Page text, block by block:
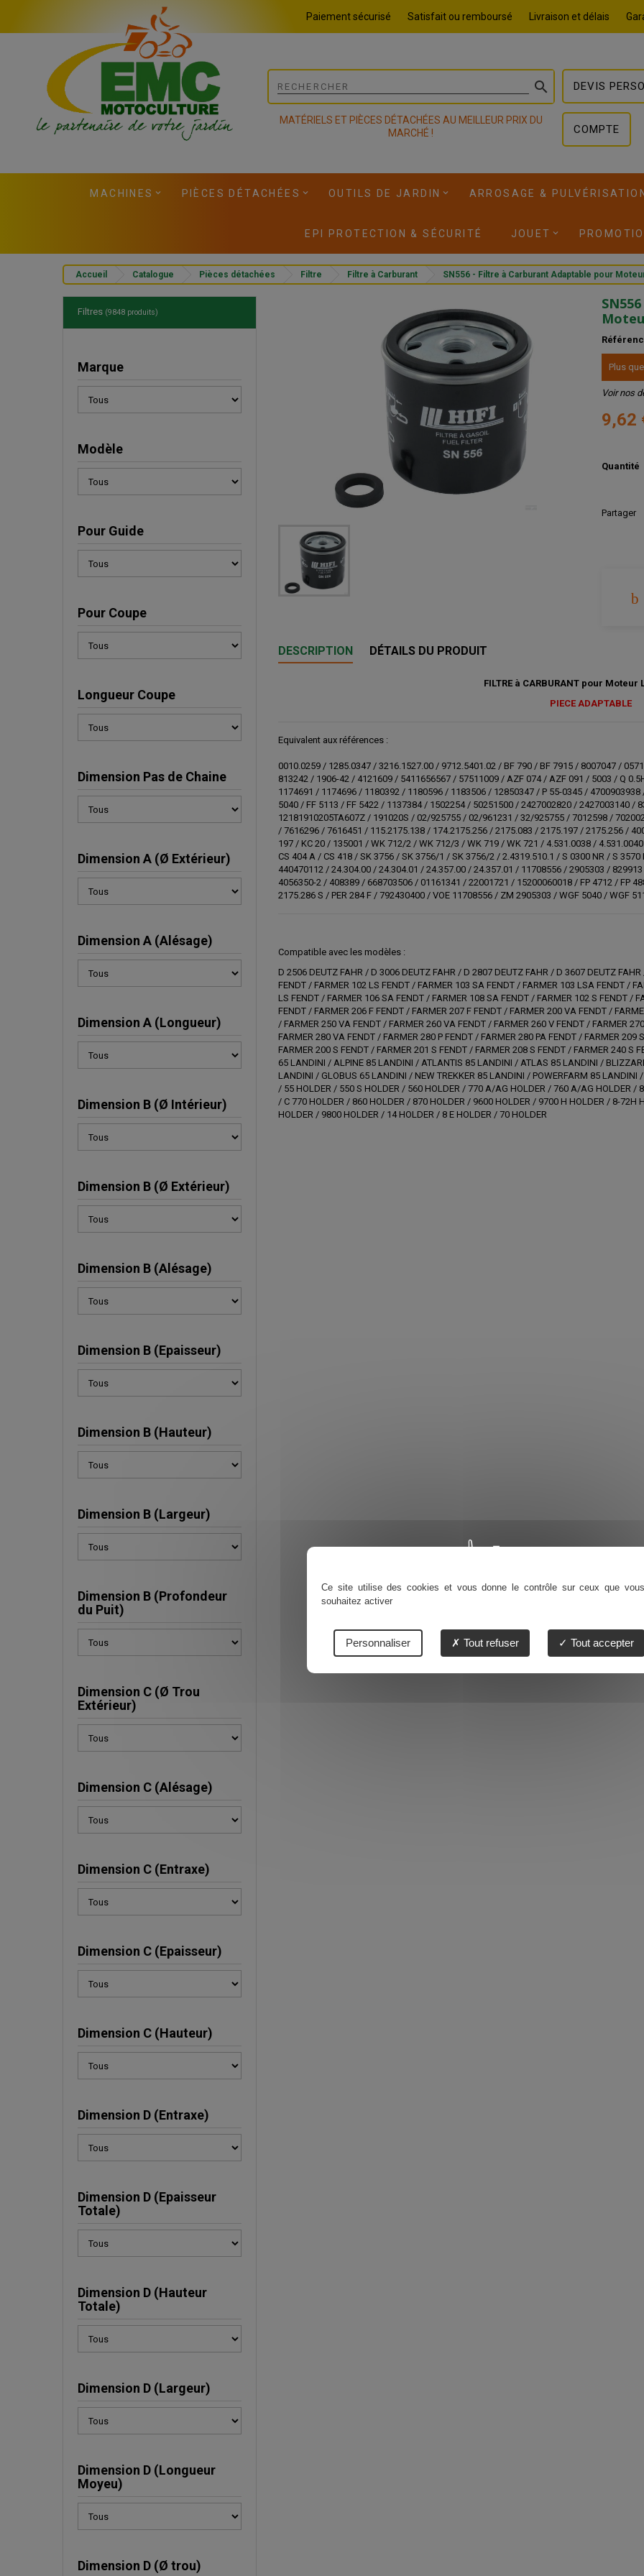
Paiement sécurisé Satisfait ou remboursé Livraison et délais

MATÉRIELS ET PIÈCES DÉTACHÉES AU MEILLEUR PRIX DU
MARCHÉ !
DEVIS
COMPTE
MACHINES PIÈCES DÉTACHÉES OUTILS DE JARDIN ARROSAGE &
EPI PROTECTION & SÉCURITÉ JOUET
Accueil Catalogue Pièces détachées Filtre Filtre à Carburant SN556 - Filtre à Carburant Adaptable pour
Filtres (9848 produits)
Marque
Modèle
Pour Guide
Pour Coupe
Longueur Coupe
Dimension Pas de Chaine
Dimension A (Ø Extérieur)
Dimension A (Alésage)
Dimension A (Longueur)
Dimension B (Ø Intérieur)
Dimension B (Ø Extérieur)
Dimension B (Alésage)
Dimension B (Epaisseur)
Dimension B (Hauteur)
Dimension B (Largeur)
Dimension B (Profondeur
du Puit)
Dimension C (Ø Trou
Extérieur)
Dimension C (Alésage)
Dimension C (Entraxe)
Dimension C (Epaisseur)
Dimension C (Hauteur)
Dimension D (Entraxe)
Dimension D (Epaisseur
Totale)
Dimension D (Hauteur
Totale)
Dimension D (Largeur)
Dimension D (Longueur
Moyeu)
Dimension D (Ø trou)
Plus
Voir nos
9,62
Quantité
Partager
DESCRIPTION DÉTAILS DU PRODUIT
FILTRE à CARBURANT pour Moteur
PIECE ADAPTABLE
Equivalent aux références :
0010.0259 / 1285.0347 / 3216.1527.00 / 9712.5401.02 / BF 790 / BF 7915 / 8007047 /
813242 / 1906-42 / 4121609 / 5411656567 / 57511009 / AZF 074 / AZF 091 / 5003 / Q
1174691 / 1174696 / 1180392 / 1180596 / 1183506 / 12850347 / P 55-0345 /
5040 / FF 5113 / FF 5422 / 1137384 / 1502254 / 50251500 / 2427002820 / 2427003140 /
12181910205TA607Z / 191020S / 02/925755 / 02/961231 / 32/925755 / 7012598 /
/ 7616296 / 7616451 / 115.2175.138 / 174.2175.256 / 2175.083 / 2175.197 / 2175.256 /
197 / KC 20 / 135001 / WK 712/2 / WK 712/3 / WK 719 / WK 721 / 4.531.0038 /
CS 404 A / CS 418 / SK 3756 / SK 3756/1 / SK 3756/2 / 2.4319.510.1 / S 0300 NR / S
440470112 / 24.304.00 / 24.304.01 / 24.357.00 / 24.357.01 / 11708556 / 2905303 /
4056350-2 / 408389 / 668703506 / 01161341 / 22001721 / 15200060018 / FP 4712 / FP
2175.286 S / PER 284 F / 792430400 / VOE 11708556 / ZM 2905303 / WGF 5040 / WGF
Compatible avec les modèles :
D 2506 DEUTZ FAHR / D 3006 DEUTZ FAHR / D 2807 DEUTZ FAHR / D 3607 DEUTZ
FENDT / FARMER 102 LS FENDT / FARMER 103 SA FENDT / FARMER 103 LSA FENDT /
LS FENDT / FARMER 106 SA FENDT / FARMER 108 SA FENDT / FARMER 102 S FENDT /
FENDT / FARMER 206 F FENDT / FARMER 207 F FENDT / FARMER 200 VA FENDT /
/ FARMER 250 VA FENDT / FARMER 260 VA FENDT / FARMER 260 V FENDT / FARMER
FARMER 280 VA FENDT / FARMER 280 P FENDT / FARMER 280 PA FENDT / FARMER
FARMER 200 S FENDT / FARMER 201 S FENDT / FARMER 208 S FENDT / FARMER 240 S
65 LANDINI / ALPINE 85 LANDINI / ATLANTIS 85 LANDINI / ATLAS 85 LANDINI /
LANDINI / GLOBUS 65 LANDINI / NEW TREKKER 85 LANDINI / POWERFARM 85
/ 55 HOLDER / 550 S HOLDER / 560 HOLDER / 770 A/AG HOLDER / 760 A/AG HOLDER /
/ C 770 HOLDER / 860 HOLDER / 870 HOLDER / 9600 HOLDER / 9700 H HOLDER / 8-
HOLDER / 9800 HOLDER / 14 HOLDER / 8 E HOLDER / 70 HOLDER
Ce site utilise des cookies et vous donne le contrôle sur ceux que vous
souhaitez activer
Tout accepter
Tout refuser
Personnaliser